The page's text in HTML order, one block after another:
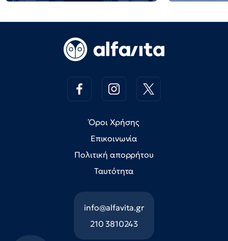
Όροι Χρήσης
Επικοινωνία
Πολιτική απορρήτου
Ταυτότητα
info@alfavita.gr
210 3810243